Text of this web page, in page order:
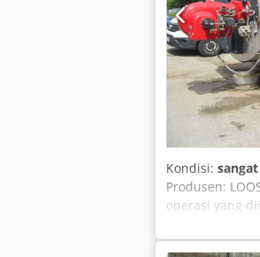
Kondisi:
Produsen:
operasi yang
sekitar: 8.020
kW, jalur